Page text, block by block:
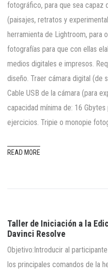
fotográfico, para que sea capaz
(paisajes, retratos y
herramienta de Lightroom, para
fotografías para que con ellas
medios digitales e impresos.
diseño. Traer cámara digital (de
Cable USB de la cámara (para
capacidad mínima de: 16
ejercicios. Tripie o monopie
READ MORE
Taller de Iniciación a la
Davinci Resolve
Objetivo:Introducir al
los principales comandos de la